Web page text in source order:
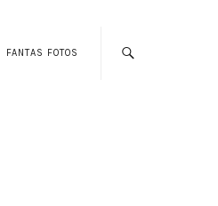
FANTAS FOTOS